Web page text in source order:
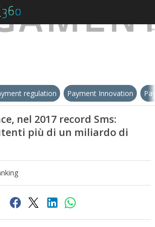
regulation Payment Innovation
nel 2017 record Sms:
più di un miliardo di